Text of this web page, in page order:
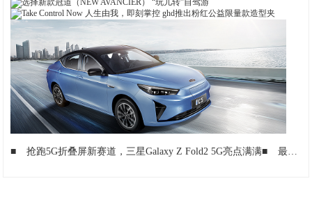
■ 抢跑5G折叠屏新赛道，三星Galaxy Z Fold2 5G亮点满满■ 最强SoC+高刷，三星Galaxy Z Fold2 5G：折叠屏手机中的优等生